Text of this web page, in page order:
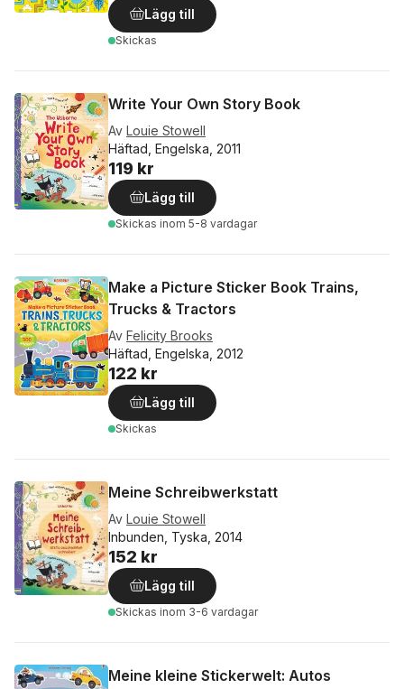
Lägg till
Skickas
Write Your Own Story Book
Av Louie Stowell
Häftad, Engelska, 2011
119 kr
Lägg till
Skickas inom 5-8 vardagar
Make a Picture Sticker Book Trains,
Trucks & Tractors
Av Felicity Brooks
Häftad, Engelska, 2012
122 kr
Lägg till
Skickas
Meine Schreibwerkstatt
Av Louie Stowell
Inbunden, Tyska, 2014
152 kr
Lägg till
Skickas inom 3-6 vardagar
Meine kleine Stickerwelt: Autos